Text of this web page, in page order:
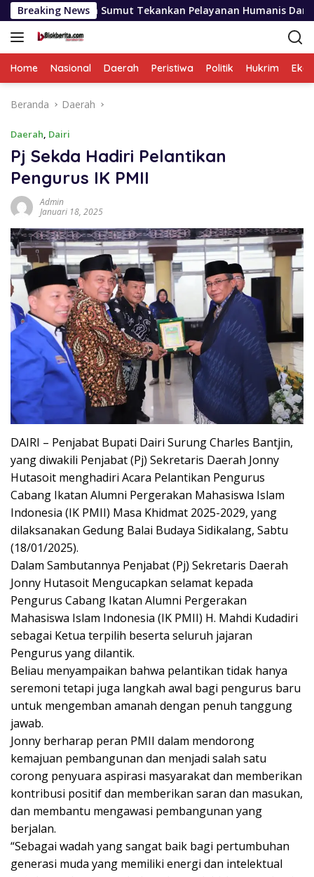
Langsung
ke
konten
Breaking News
Sumut Tekankan Pelayanan Humanis Dan Penambahan
Home Nasional Daerah Peristiwa Politik Hukrim
Beranda Daerah
Daerah, Dairi
Pj Sekda Hadiri Pelantikan
Pengurus IK PMII
Admin
Januari 18, 2025
DAIRI – Penjabat Bupati Dairi Surung Charles Bantjin,
yang diwakili Penjabat (Pj) Sekretaris Daerah Jonny
Hutasoit menghadiri Acara Pelantikan Pengurus
Cabang Ikatan Alumni Pergerakan Mahasiswa Islam
Indonesia (IK PMII) Masa Khidmat 2025-2029, yang
dilaksanakan Gedung Balai Budaya Sidikalang, Sabtu
(18/01/2025).
Dalam Sambutannya Penjabat (Pj) Sekretaris Daerah
Jonny Hutasoit Mengucapkan selamat kepada
Pengurus Cabang Ikatan Alumni Pergerakan
Mahasiswa Islam Indonesia (IK PMII) H. Mahdi Kudadiri
sebagai Ketua terpilih beserta seluruh jajaran
Pengurus yang dilantik.
Beliau menyampaikan bahwa pelantikan tidak hanya
seremoni tetapi juga langkah awal bagi pengurus baru
untuk mengemban amanah dengan penuh tanggung
jawab.
Jonny berharap peran PMII dalam mendorong
kemajuan pembangunan dan menjadi salah satu
corong penyuara aspirasi masyarakat dan memberikan
kontribusi positif dan memberikan saran dan masukan,
dan membantu mengawasi pembangunan yang
berjalan.
“Sebagai wadah yang sangat baik bagi pertumbuhan
generasi muda yang memiliki energi dan intelektual